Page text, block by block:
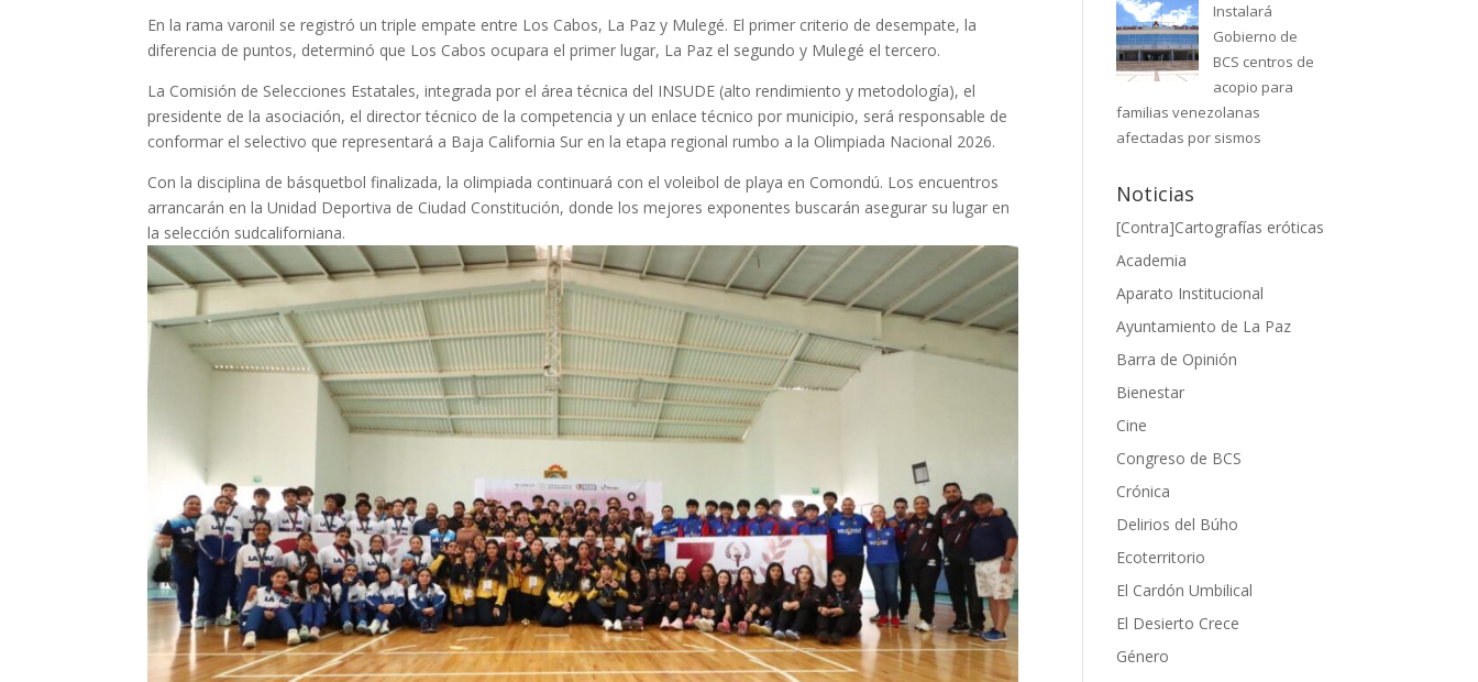
En la rama varonil se registró un triple empate entre Los Cabos, La Paz y Mulegé. El primer criterio de desempate, la
diferencia de puntos, determinó que Los Cabos ocupara el primer lugar, La Paz el segundo y Mulegé el tercero.
La Comisión de Selecciones Estatales, integrada por el área técnica del INSUDE (alto rendimiento y metodología), el
presidente de la asociación, el director técnico de la competencia y un enlace técnico por municipio, será responsable de
conformar el selectivo que representará a Baja California Sur en la etapa regional rumbo a la Olimpiada Nacional 2026.
Con la disciplina de básquetbol finalizada, la olimpiada continuará con el voleibol de playa en Comondú. Los encuentros
arrancarán en la Unidad Deportiva de Ciudad Constitución, donde los mejores exponentes buscarán asegurar su lugar en
la selección sudcaliforniana.
Instalará
Gobierno de
BCS centros de
acopio para
familias venezolanas
afectadas por sismos
Noticias
[Contra]Cartografías eróticas
Academia
Aparato Institucional
Ayuntamiento de La Paz
Barra de Opinión
Bienestar
Cine
Congreso de BCS
Crónica
Delirios del Búho
Ecoterritorio
El Cardón Umbilical
El Desierto Crece
Género